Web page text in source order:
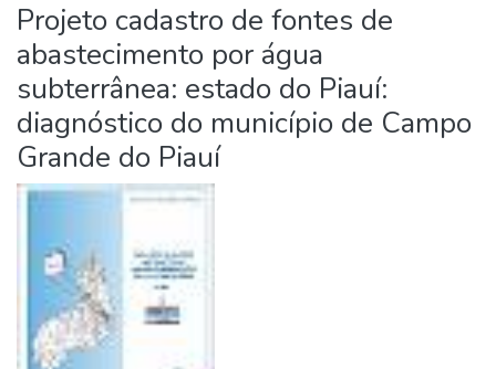
Projeto cadastro de fontes de
abastecimento por água
subterrânea: estado do Piauí:
diagnóstico do município de Campo
Grande do Piauí